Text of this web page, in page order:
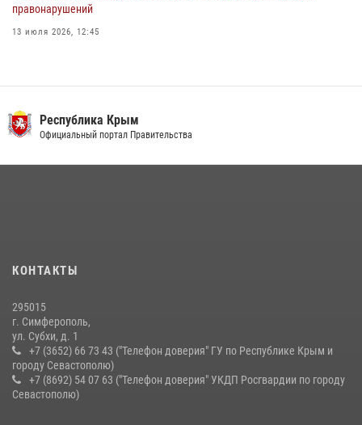
правонарушений
13 июля 2026, 12:45
В Ялте росгвардейцы задержали подозреваемого в краже
Республика Крым
Государственный Совет
КОНТАКТЫ
295015
г. Симферополь,
ул. Субхи, д. 1
+7 (3652) 66 73 43 ("Телефон доверия" ГУ по Республике Крым и
городу Севастополю)
+7 (8692) 54 07 63 ("Телефон доверия" УКДП Росгвардии по городу
Севастополю)